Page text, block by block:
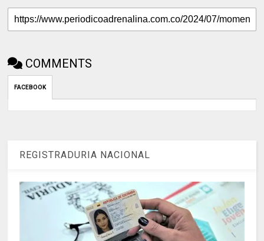
COMMENTS
FACEBOOK
REGISTRADURIA NACIONAL